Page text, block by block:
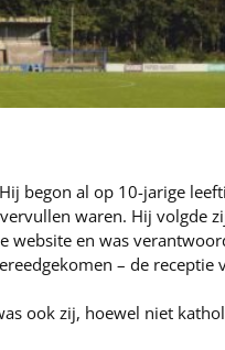
begon al op 10-jarige
waren. Hij volgde
website en was
– de receptie
ook zij, hoewel niet